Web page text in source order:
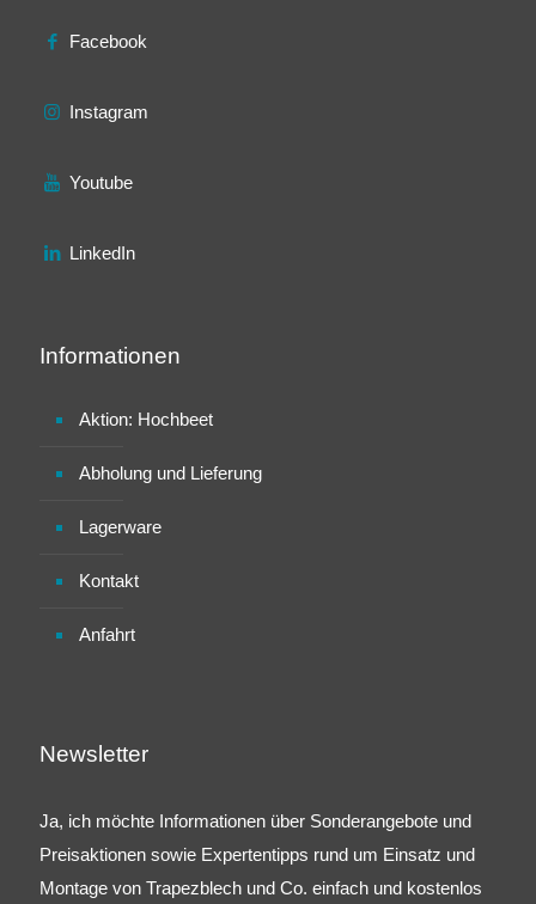
Facebook
Instagram
Youtube
LinkedIn
Informationen
Aktion: Hochbeet
Abholung und Lieferung
Lagerware
Kontakt
Anfahrt
Newsletter
Ja, ich möchte Informationen über Sonderangebote und
Preisaktionen sowie Expertentipps rund um Einsatz und
Montage von Trapezblech und Co. einfach und kostenlos